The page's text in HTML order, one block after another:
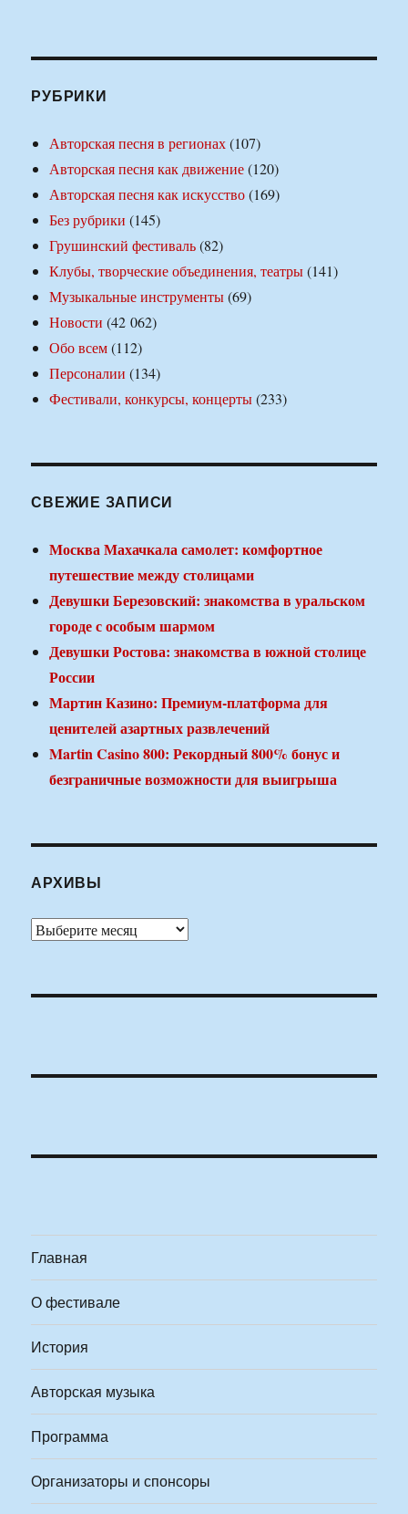
РУБРИКИ
Авторская песня в регионах(107)
Авторская песня как движение(120)
Авторская песня как искусство(169)
Без рубрики (145)
Грушинский фестиваль(82)
Клубы, творческие объединения, театры(141)
Музыкальные инструменты(69)
Новости (42 062)
Обо всем(112)
Персоналии (134)
Фестивали, конкурсы, концерты(233)
СВЕЖИЕ ЗАПИСИ
Москва Махачкала самолет: комфортное
путешествие между столицами
Девушки Березовский: знакомства в уральском
городе с особым шармом
Девушки Ростова: знакомства в южной столице
России
Мартин Казино: Премиум-платформа для
ценителей азартных развлечений
Martin Casino 800: Рекордный 800% бонус и
безграничные возможности для выигрыша
АРХИВЫ
Архивы
Главная
О фестивале
История
Авторская музыка
Программа
Организаторы и спонсоры